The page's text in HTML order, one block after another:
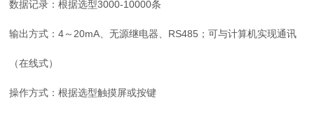
数据记录：根据选型3000-10000条
输出方式：4～20mA、无源继电器、RS485；可与计算机实现通讯
（在线式）
操作方式：根据选型触摸屏或按键